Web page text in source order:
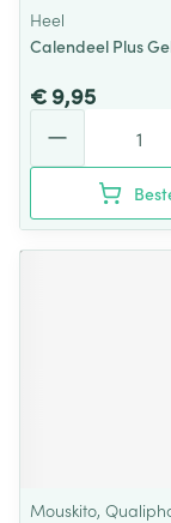
Heel
Calendeel Plus
€ 9,95
Mouskito,